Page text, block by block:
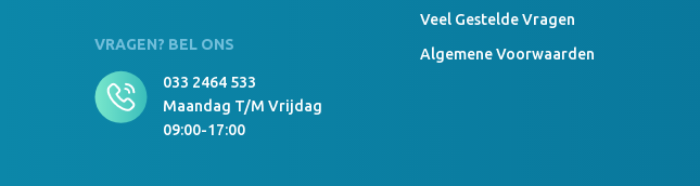
VRAGEN? BEL ONS
033 2464 533
Maandag T/m Vrijdag
09:00-17:00
Veel Gestelde Vragen
Algemene Voorwaarden